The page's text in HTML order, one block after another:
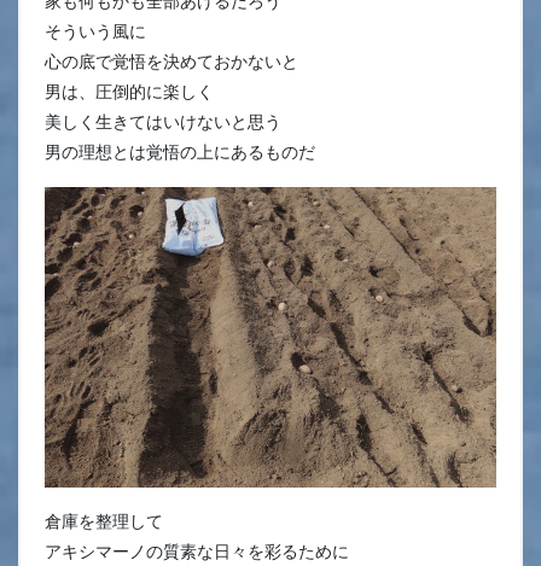
そういう風に
心の底で覚悟を決めておかないと
男は、圧倒的に楽しく
美しく生きてはいけないと思う
男の理想とは覚悟の上にあるものだ
倉庫を整理して
アキシマーノの質素な日々を彩るために